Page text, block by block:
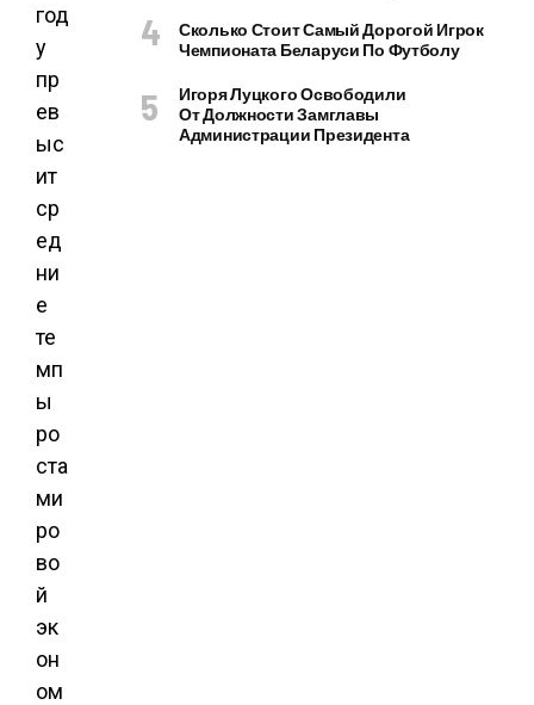
год
у
пр
ев
ыс
ит
ср
ед
ни
е
те
мп
ы
ро
ста
ми
ро
во
й
эк
он
ом
Сколько Стоит Самый Дорогой Игрок
Чемпионата Беларуси По Футболу
Игоря Луцкого Освободили
От Должности Замглавы
Администрации Президента